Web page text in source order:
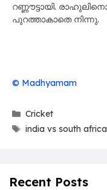
റണ്ണൗട്ടായി.
പുറത്താകാതെ നിന്നു.
© Madhyamam
Categories
Cricket
Tags
india vs south africa
Recent Posts